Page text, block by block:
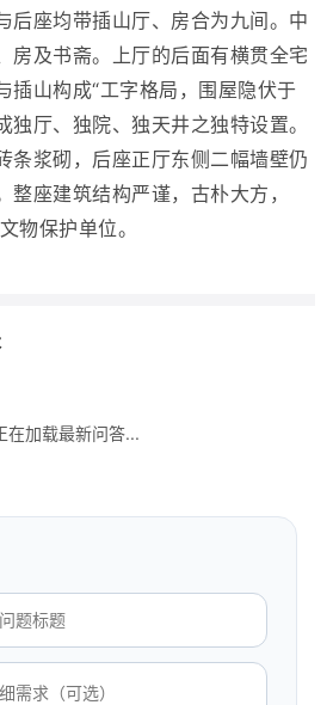
后座均带插山厅、房合为九间。中
房及书斋。上厅的后面有横贯全宅
插山构成“工字格局，围屋隐伏于
独厅、独院、独天井之独特设置。
条浆砌，后座正厅东侧二幅墙壁仍
座建筑结构严谨，古朴大方，
物保护单位。
在加载最新问答...